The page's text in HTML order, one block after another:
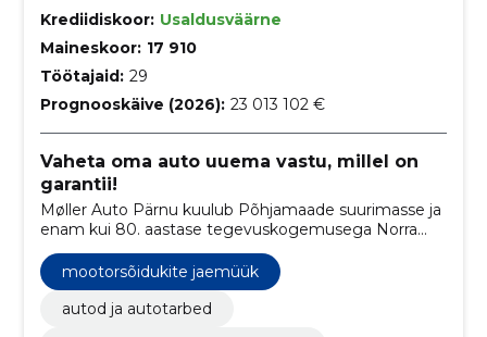
Krediidiskoor: Usaldusväärne
Maineskoor: 17 910
Töötajaid: 29
Prognooskäive (2026): 23 013 102 €
Vaheta oma auto uuema vastu, millel on
garantii!
Møller Auto Pärnu kuulub Põhjamaade suurimasse ja
enam kui 80. aastase tegevuskogemusega Norra
automüügi pereettevõttesse Møller Mobility Group.
mootorsõidukite jaemüük
autod ja autotarbed